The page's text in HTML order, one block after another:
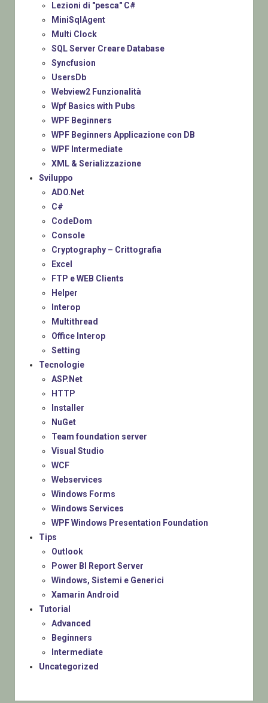
Lezioni di "pesca" C#
MiniSqlAgent
Multi Clock
SQL Server Creare Database
Syncfusion
UsersDb
Webview2 Funzionalità
Wpf Basics with Pubs
WPF Beginners
WPF Beginners Applicazione con DB
WPF Intermediate
XML & Serializzazione
Sviluppo
ADO.Net
C#
CodeDom
Console
Cryptography – Crittografia
Excel
FTP e WEB Clients
Helper
Interop
Multithread
Office Interop
Setting
Tecnologie
ASP.Net
HTTP
Installer
NuGet
Team foundation server
Visual Studio
WCF
Webservices
Windows Forms
Windows Services
WPF Windows Presentation Foundation
Tips
Outlook
Power BI Report Server
Windows, Sistemi e Generici
Xamarin Android
Tutorial
Advanced
Beginners
Intermediate
Uncategorized